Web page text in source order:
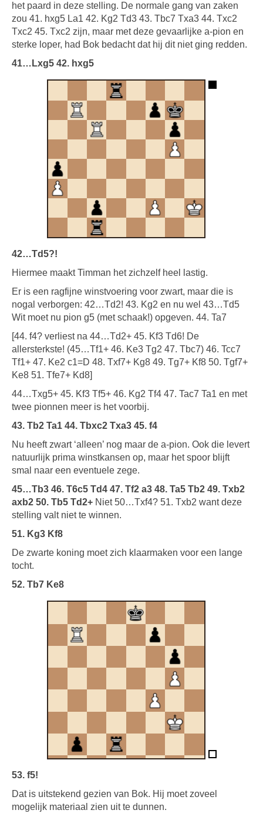
het paard in deze stelling. De normale gang van zaken
zou 41. hxg5 La1 42. Kg2 Td3 43. Tbc7 Txa3 44. Txc2
Txc2 45. Txc2 zijn, maar met deze gevaarlijke a-pion en
sterke loper, had Bok bedacht dat hij dit niet ging redden.
41…Lxg5 42. hxg5
42…Td5?!
Hiermee maakt Timman het zichzelf heel lastig.
Er is een ragfijne winstvoering voor zwart, maar die is
nogal verborgen: 42…Td2! 43. Kg2 en nu wel 43…Td5
Wit moet nu pion g5 (met schaak!) opgeven. 44. Ta7
[44. f4? verliest na 44…Td2+ 45. Kf3 Td6! De
allersterkste! (45…Tf1+ 46. Ke3 Tg2 47. Tbc7) 46. Tcc7
Tf1+ 47. Ke2 c1=D 48. Txf7+ Kg8 49. Tg7+ Kf8 50. Tgf7+
Ke8 51. Tfe7+ Kd8]
44…Txg5+ 45. Kf3 Tf5+ 46. Kg2 Tf4 47. Tac7 Ta1 en met
twee pionnen meer is het voorbij.
43. Tb2 Ta1 44. Tbxc2 Txa3 45. f4
Nu heeft zwart ‘alleen’ nog maar de a-pion. Ook die levert
natuurlijk prima winstkansen op, maar het spoor blijft
smal naar een eventuele zege.
45…Tb3 46. T6c5 Td4 47. Tf2 a3 48. Ta5 Tb2 49. Txb2
axb2 50. Tb5 Td2+ Niet 50…Txf4? 51. Txb2 want deze
stelling valt niet te winnen.
51. Kg3 Kf8
De zwarte koning moet zich klaarmaken voor een lange
tocht.
52. Tb7 Ke8
53. f5!
Dat is uitstekend gezien van Bok. Hij moet zoveel
mogelijk materiaal zien uit te dunnen.